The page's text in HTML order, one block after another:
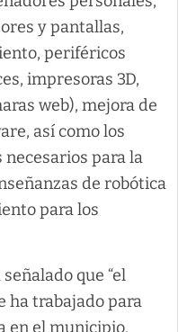
y pantallas,
periféricos
impresoras 3D,
web), mejora de
así como los
para la
de robótica
para los
que “el
ha trabajado para
en el municipio,